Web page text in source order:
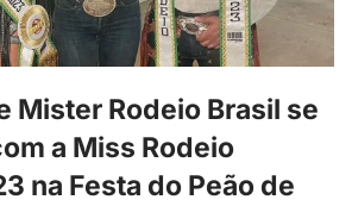
Mister Rodeio Brasil se
a Miss Rodeio
na Festa do Peão de